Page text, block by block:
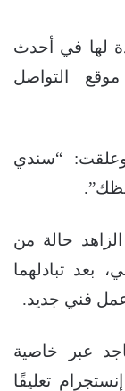
لها في أحدث
التواصل
وعلقت: “سندي
الزاهد حالة من
بعد تبادلهما
فني جديد.
عبر خاصية
تعليقًا